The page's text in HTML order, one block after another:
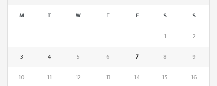
M T W T F S S
1
2
3
4 5 6 7 8
9
10
11 12 13 14 15
16